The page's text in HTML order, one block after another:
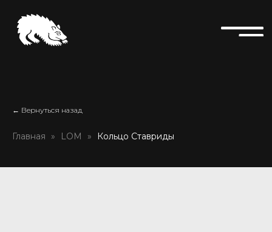
← Вернуться назад
Главная LOM Кольцо Ставриды